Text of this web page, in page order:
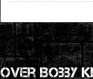
Over Bobby